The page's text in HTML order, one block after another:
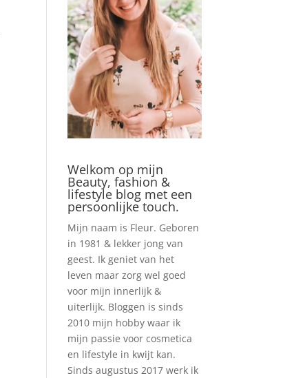
Welkom op mijn
Beauty, fashion &
lifestyle blog met een
persoonlijke touch.
Mijn naam is Fleur. Geboren
in 1981 & lekker jong van
geest. Ik geniet van het
leven maar zorg wel goed
voor mijn innerlijk &
uiterlijk. Bloggen is sinds
2010 mijn hobby waar ik
mijn passie voor cosmetica
en lifestyle in kwijt kan.
Sinds augustus 2017 werk ik